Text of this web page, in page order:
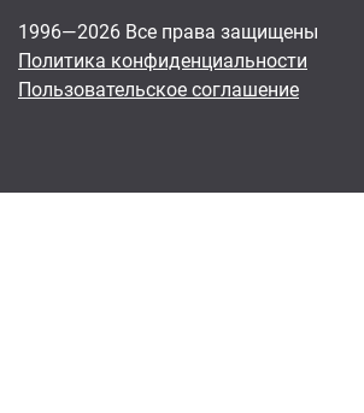
1996—2026 Все права защищены
Политика конфиденциальности
Пользовательское соглашение